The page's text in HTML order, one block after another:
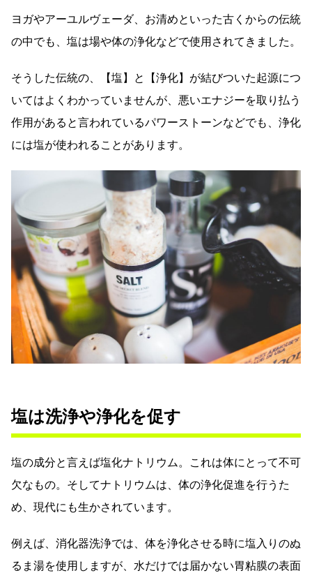
ヨガやアーユルヴェーダ、お清めといった古くからの伝統
の中でも、塩は場や体の浄化などで使用されてきました。
そうした伝統の、【塩】と【浄化】が結びついた起源につ
いてはよくわかっていませんが、悪いエナジーを取り払う
作用があると言われているパワーストーンなどでも、浄化
には塩が使われることがあります。
塩は洗浄や浄化を促す
塩の成分と言えば塩化ナトリウム。これは体にとって不可
欠なもの。そしてナトリウムは、体の浄化促進を行うた
め、現代にも生かされています。
例えば、消化器洗浄では、体を浄化させる時に塩入りのぬ
るま湯を使用しますが、水だけでは届かない胃粘膜の表面